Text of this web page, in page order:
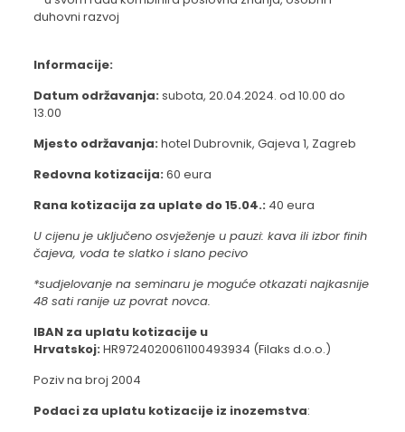
duhovni razvoj
Informacije:
Datum održavanja:subota, 20.04.2024. od 10.00 do
13.00
Mjesto održavanja:hotel Dubrovnik, Gajeva 1, Zagreb
Redovna kotizacija:60 eura
Rana kotizacija za uplate do 15.04.: 40 eura
U cijenu je uključeno osvježenje u pauzi: kava ili izbor finih
čajeva, voda te slatko i slano pecivo
*sudjelovanje na seminaru je moguće otkazati najkasnije
48 sati ranije uz povrat novca.
IBAN za uplatu kotizacije u
Hrvatskoj:HR9724020061100493934 (Filaks d.o.o.)
Poziv na broj 2004
Podaci za uplatu kotizacije iz inozemstva: